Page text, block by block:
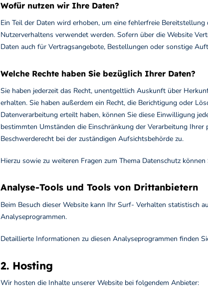
Wofür nutzen wir Ihre Daten?
Ein Teil der Daten wird erhoben, um eine fehlerfreie
Nutzerverhaltens verwendet werden. Sofern über die Website
Daten auch für Vertragsangebote, Bestellungen oder sonstige
Welche Rechte haben Sie bezüglich Ihrer Daten?
Sie haben jederzeit das Recht, unentgeltlich Auskunft über
erhalten. Sie haben außerdem ein Recht, die Berichtigung oder
Datenverarbeitung erteilt haben, können Sie diese Einwilligung
bestimmten Umständen die Einschränkung der Verarbeitung
Beschwerderecht bei der zuständigen Aufsichtsbehörde zu.
Hierzu sowie zu weiteren Fragen zum Thema Datenschutz
Analyse-Tools und Tools von Dritt­anbietern
Beim Besuch dieser Website kann Ihr Surf- Verhalten statistisch
Analyseprogrammen.
Detaillierte Informationen zu diesen Analyseprogrammen finden
2. Hosting
Wir hosten die Inhalte unserer Website bei folgendem Anbieter: